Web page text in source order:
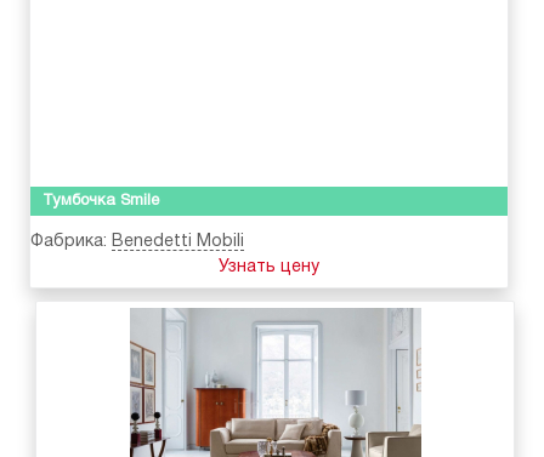
Тумбочка Smile
Фабрика: Benedetti Mobili
Узнать цену